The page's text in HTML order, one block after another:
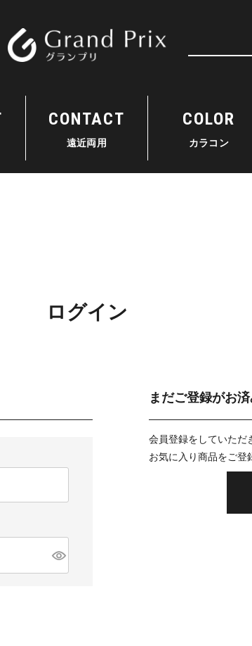
CONTACT
遠近両用
COLOR
カラコン
ログイン
まだご登録がお
会員登録をしていただ
お気に入り商品をご登